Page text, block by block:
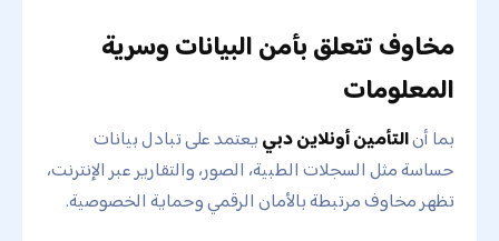
مخاوف تتعلق بأمن البيانات وسرية
المعلومات
بما أنالتأمين أونلاين دبييعتمد على تبادل بيانات
حساسة مثل السجلات الطبية، الصور، والتقارير عبر الإنترنت،
تظهر مخاوف مرتبطة بالأمان الرقمي وحماية الخصوصية.